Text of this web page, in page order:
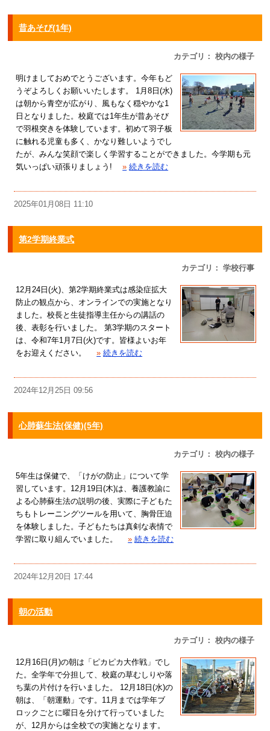
昔あそび(1年)
カテゴリ： 校内の様子
明けましておめでとうございます。今年もど
うぞよろしくお願いいたします。 1月8日(水)
は朝から青空が広がり、風もなく穏やかな1
日となりました。校庭では1年生が昔あそび
で羽根突きを体験しています。初めて羽子板
に触れる児童も多く、かなり難しいようでし
たが、みんな笑顔で楽しく学習することができました。今学期も元
気いっぱい頑張りましょう!
» 続きを読む
2025年01月08日 11:10
第2学期終業式
カテゴリ： 学校行事
12月24日(火)、第2学期終業式は感染症拡大
防止の観点から、オンラインでの実施となり
ました。校長と生徒指導主任からの講話の
後、表彰を行いました。 第3学期のスタート
は、令和7年1月7日(火)です。皆様よいお年
をお迎えください。
» 続きを読む
2024年12月25日 09:56
心肺蘇生法(保健)(5年)
カテゴリ： 校内の様子
5年生は保健で、「けがの防止」について学
習しています。12月19日(木)は、養護教諭に
よる心肺蘇生法の説明の後、実際に子どもた
ちもトレーニングツールを用いて、胸骨圧迫
を体験しました。子どもたちは真剣な表情で
学習に取り組んでいました。
» 続きを読む
2024年12月20日 17:44
朝の活動
カテゴリ： 校内の様子
12月16日(月)の朝は「ピカピカ大作戦」でし
た。全学年で分担して、校庭の草むしりや落
ち葉の片付けを行いました。 12月18日(水)の
朝は、「朝運動」です。11月までは学年ブ
ロックごとに曜日を分けて行っていました
が、12月からは全校での実施となります。